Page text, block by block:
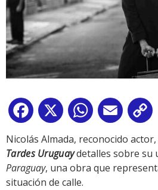
Facebook
X WhatsApp
Email
Nicolás Almada, reconocido
Tardes Uruguaydetalles sobre su
Paraguay, una obra que
situación de calle.